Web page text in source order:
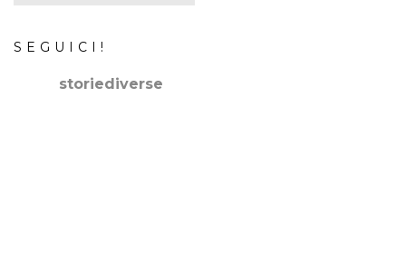
SEGUICI!
storiediverse